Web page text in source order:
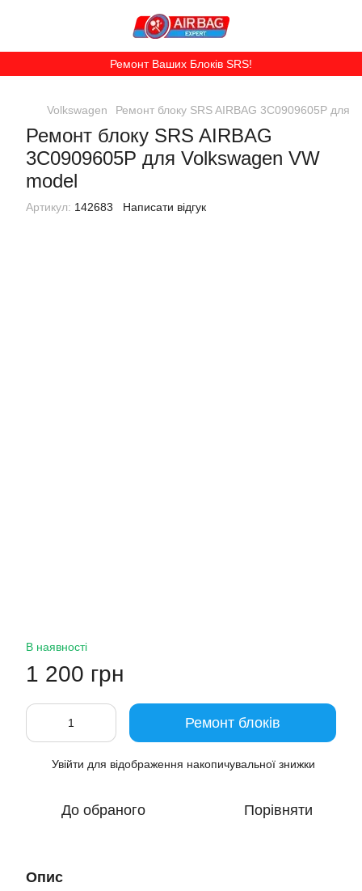
Ремонт Ваших Блоків SRS!
Volkswagen Ремонт блоку SRS AIRBAG 3C0909605P для
Ремонт блоку SRS AIRBAG
3C0909605P для Volkswagen VW
model
Артикул: 142683 Написати відгук
В наявності
1 200 грн
Ремонт блоків
Увійти для відображення накопичувальної знижки
До обраного Порівняти
Опис